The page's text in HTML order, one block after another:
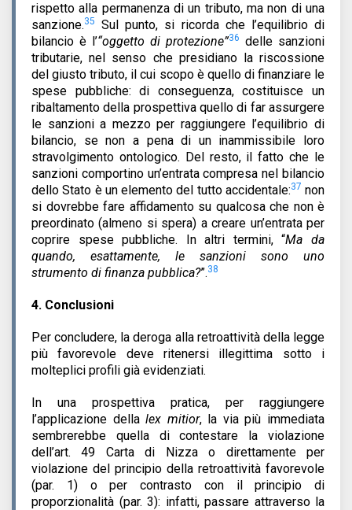
rispetto alla permanenza di un tributo, ma non di una
sanzione.35
Sul punto, si ricorda che l’equilibrio di
bilancio è l’“oggetto di protezione”36 delle sanzioni
tributarie, nel senso che presidiano la riscossione
del giusto tributo, il cui scopo è quello di finanziare le
spese pubbliche: di conseguenza, costituisce un
ribaltamento della prospettiva quello di far assurgere
le sanzioni a mezzo per raggiungere l’equilibrio di
bilancio, se non a pena di un inammissibile loro
stravolgimento ontologico. Del resto, il fatto che le
sanzioni comportino un’entrata compresa nel bilancio
dello Stato è un elemento del tutto accidentale:37 non
si dovrebbe fare affidamento su qualcosa che non è
preordinato (almeno si spera) a creare un’entrata per
coprire spese pubbliche. In altri termini, “Ma da
quando, esattamente, le sanzioni sono uno
strumento di finanza pubblica?”.38
4. Conclusioni
Per concludere, la deroga alla retroattività della legge
più favorevole deve ritenersi illegittima sotto i
molteplici profili già evidenziati.
In una prospettiva pratica, per raggiungere
l’applicazione dellalex mitior, la via più immediata
sembrerebbe quella di contestare la violazione
dell’art. 49 Carta di Nizza o direttamente per
violazione del principio della retroattività favorevole
(par. 1) o per contrasto con il principio di
proporzionalità (par. 3): infatti, passare attraverso la